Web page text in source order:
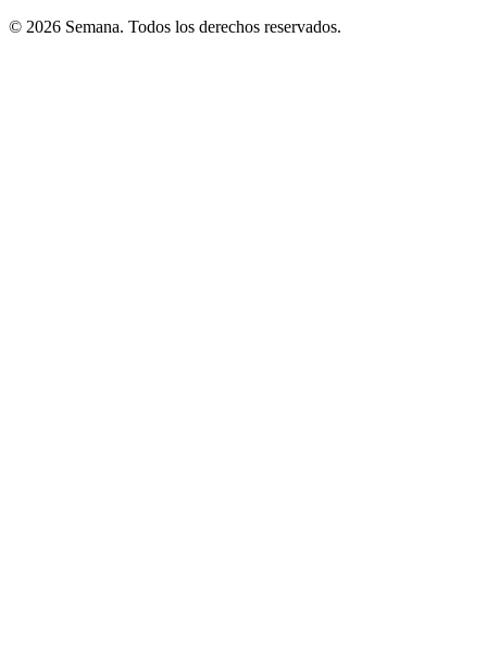
© 2026 Semana. Todos los derechos reservados.